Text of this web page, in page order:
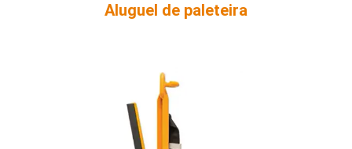
Aluguel de paleteira